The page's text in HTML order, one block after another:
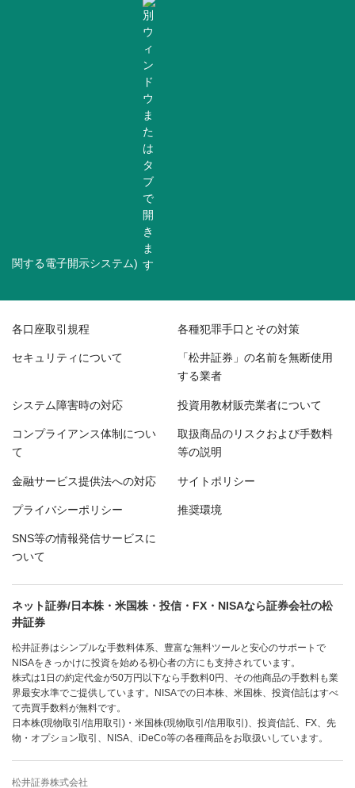
関する電子開示システム)
各口座取引規程 各種犯罪手口とその対策
セキュリティについて 「松井証券」の名前を無断使用
する業者
システム障害時の対応 投資用教材販売業者について
コンプライアンス体制につい
て
取扱商品のリスクおよび手数料
等の説明
金融サービス提供法への対応 サイトポリシー
プライバシーポリシー 推奨環境
SNS等の情報発信サービスに
ついて
ネット証券/日本株・米国株・投信・FX・NISAなら証券会社の松
井証券
松井証券はシンプルな手数料体系、豊富な無料ツールと安心のサポートで
NISAをきっかけに投資を始める初心者の方にも支持されています。
株式は1日の約定代金が50万円以下なら手数料0円、その他商品の手数料も業
界最安水準でご提供しています。NISAでの日本株、米国株、投資信託はすべ
て売買手数料が無料です。
日本株(現物取引/信用取引)・米国株(現物取引/信用取引)、投資信託、FX、先
物・オプション取引、NISA、iDeCo等の各種商品をお取扱いしています。
松井証券株式会社